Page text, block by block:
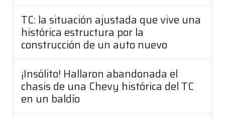
TC: la situación ajustada que vive una
histórica estructura por la
construcción de un auto nuevo
¡Insólito! Hallaron abandonada el
chasis de una Chevy histórica del TC
en un baldío